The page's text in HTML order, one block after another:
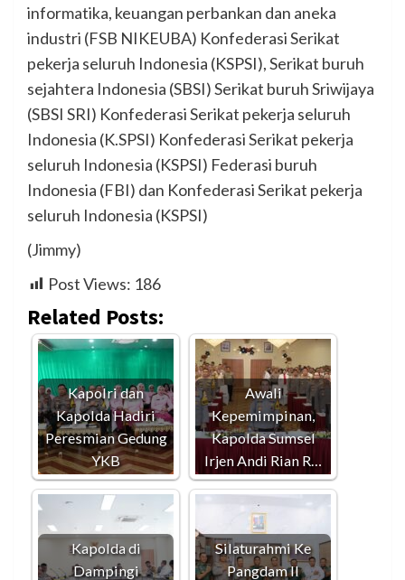
informatika, keuangan perbankan dan aneka
industri (FSB NIKEUBA) Konfederasi Serikat
pekerja seluruh Indonesia (KSPSI), Serikat buruh
sejahtera Indonesia (SBSI) Serikat buruh Sriwijaya
(SBSI SRI) Konfederasi Serikat pekerja seluruh
Indonesia (K.SPSI) Konfederasi Serikat pekerja
seluruh Indonesia (KSPSI) Federasi buruh
Indonesia (FBI) dan Konfederasi Serikat pekerja
seluruh Indonesia (KSPSI)
(Jimmy)
Post Views: 186
Related Posts:
Kapolri dan
Kapolda Hadiri
Peresmian Gedung
YKB
Awali
Kepemimpinan,
Kapolda Sumsel
Irjen Andi Rian R…
Kapolda di
Dampingi
Silaturahmi Ke
Pangdam II